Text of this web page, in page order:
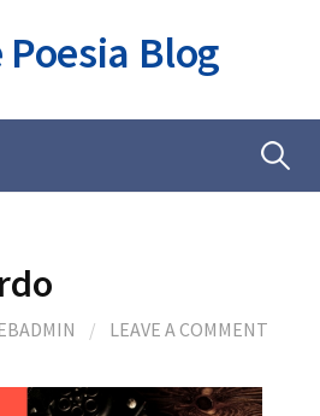
Poesia Blog
Ricerca
/ LEAVE A COMMENT